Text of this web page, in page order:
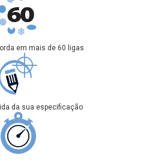
em mais de 60 ligas
da sua especificação